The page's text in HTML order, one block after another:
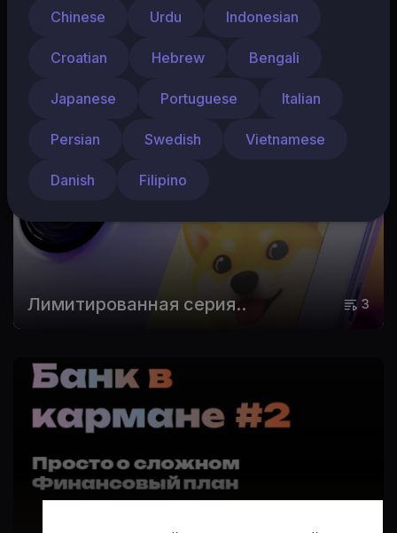
Психология и финансы..
Лимитированная серия.. 3
Chinese Urdu Indonesian
Croatian Hebrew Bengali
Japanese Portuguese Italian
Persian Swedish Vietnamese
Danish Filipino